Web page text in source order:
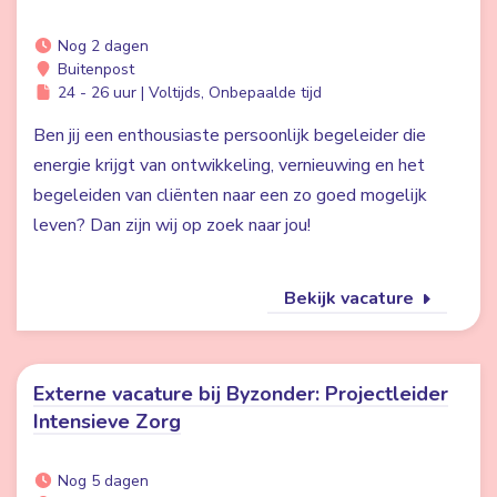
Nog 2 dagen
Buitenpost
24 - 26 uur | Voltijds, Onbepaalde tijd
Ben jij een enthousiaste persoonlijk begeleider die
energie krijgt van ontwikkeling, vernieuwing en het
begeleiden van cliënten naar een zo goed mogelijk
leven? Dan zijn wij op zoek naar jou!
Bekijk vacature
Externe vacature bij Byzonder: Projectleider
Intensieve Zorg
Nog 5 dagen